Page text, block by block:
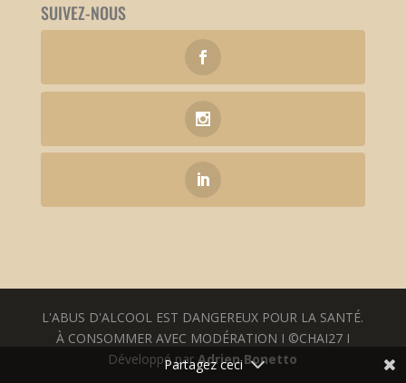
SUIVEZ-NOUS
L'ABUS D'ALCOOL EST DANGEREUX POUR LA SANTÉ.
À CONSOMMER AVEC MODÉRATION I ©CHAI27 I
Développé parAdrien Bonetto
Partagez ceci